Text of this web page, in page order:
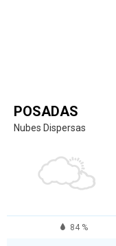
POSADAS
Nubes Dispersas
84 %